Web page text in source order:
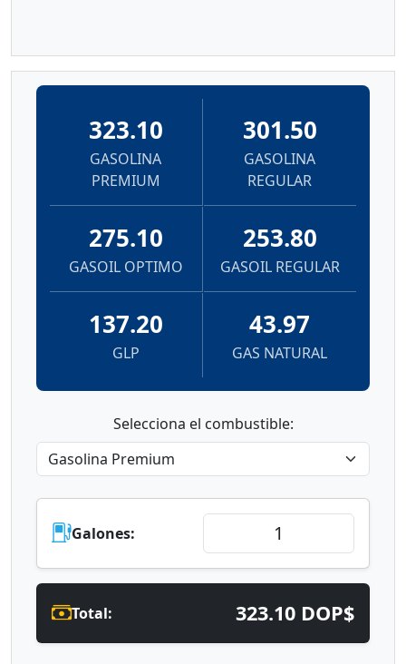
323.10
GASOLINA
PREMIUM
301.50
GASOLINA
REGULAR
275.10
GASOIL OPTIMO
253.80
GASOIL REGULAR
137.20
GLP
43.97
GAS NATURAL
Selecciona el combustible:
Galones:
Total: 323.10 DOP$